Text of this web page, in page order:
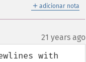
＋ adicionar nota
21 years ago
with